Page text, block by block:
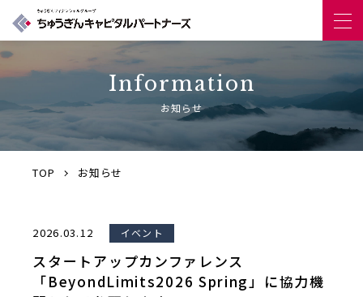
事業内容
インタビュー
Information
お知らせ
TOP お知らせ
投稿日：
2026.03.12 イベント
スタートアップカンファレンス
「BeyondLimits2026 Spring」に協力機